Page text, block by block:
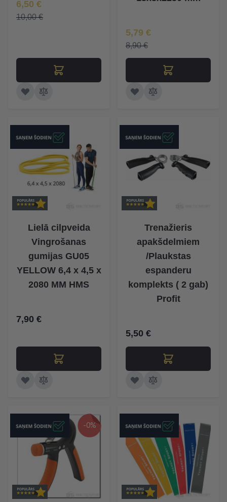
6,50 €
10,00 €
Īpaša Cena
5,79 €
8,90 €
Lielā cilpveida
Vingrošanas
gumijas GU05
YELLOW 6,4 x 4,5 x
2080 MM HMS
7,90 €
Trenažieris
apakšdelmiem
/Plaukstas
espanderu
komplekts ( 2 gab)
Profit
5,50 €
-0%